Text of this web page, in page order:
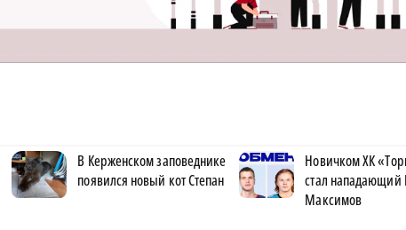
В Керженском заповеднике
появился новый кот Степан
Новичком ХК
стал нападающий
Максимов